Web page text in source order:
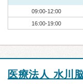
09:00-12:00
16:00-19:00
医療法人 水川